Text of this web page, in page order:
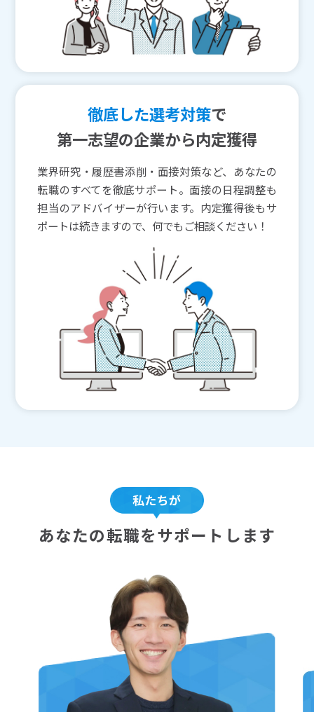
徹底した選考対策で
第一志望の企業から内定獲得
業界研究・履歴書添削・面接対策など、あなたの
転職のすべてを徹底サポート。面接の日程調整も
担当のアドバイザーが行います。内定獲得後もサ
ポートは続きますので、何でもご相談ください！
あなたの転職をサポートします